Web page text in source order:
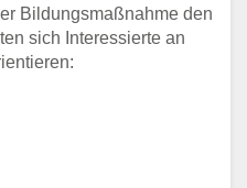
Bildungsmaßnahme den
sich Interessierte an